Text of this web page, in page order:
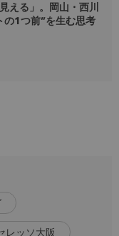
える」。岡山・西川
の1つ前”を生む思考
レッソ大阪